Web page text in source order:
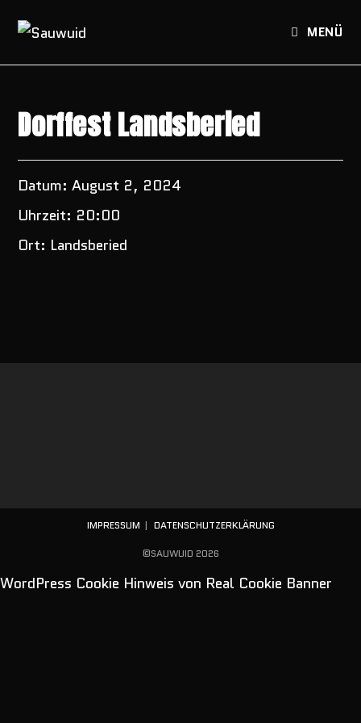
Inhalt
MENÜ
Dorffest Landsberied
Datum:August 2, 2024
Uhrzeit: 20:00
Ort: Landsberied
IMPRESSUM DATENSCHUTZERKLÄRUNG
©SAUWUID 2026
WordPress Cookie Hinweis von Real Cookie Banner